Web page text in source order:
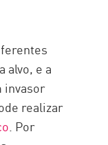
alvo, e a
invasor
realizar
. Por